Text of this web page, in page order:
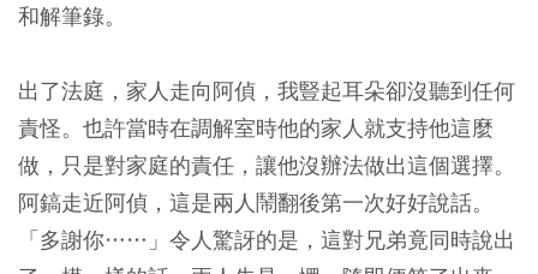
和解筆錄。
出了法庭，家人走向阿偵，我豎起耳朵卻沒聽到任何
責怪。也許當時在調解室時他的家人就支持他這麼
做，只是對家庭的責任，讓他沒辦法做出這個選擇。
阿鎬走近阿偵，這是兩人鬧翻後第一次好好說話。
「多謝你……」令人驚訝的是，這對兄弟竟同時說出